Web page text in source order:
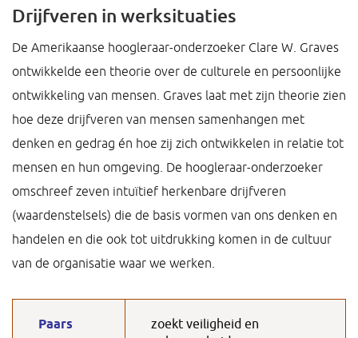
Drijfveren in werksituaties
De Amerikaanse hoogleraar-onderzoeker Clare W. Graves
ontwikkelde een theorie over de culturele en persoonlijke
ontwikkeling van mensen. Graves laat met zijn theorie zien
hoe deze drijfveren van mensen samenhangen met
denken en gedrag én hoe zij zich ontwikkelen in relatie tot
mensen en hun omgeving. De hoogleraar-onderzoeker
omschreef zeven intuïtief herkenbare drijfveren
(waardenstelsels) die de basis vormen van ons denken en
handelen en die ook tot uitdrukking komen in de cultuur
van de organisatie waar we werken.
Paars
zoekt veiligheid en